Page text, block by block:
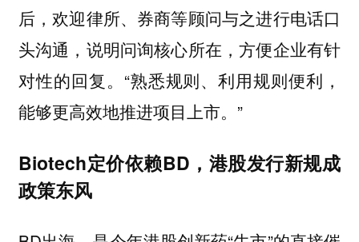
后，欢迎律所、券商等顾问与之进行电话口
头沟通，说明问询核心所在，方便企业有针
对性的回复。“熟悉规则、利用规则便利，
能够更高效地推进项目上市。”
Biotech定价依赖BD，港股发行新规成
政策东风